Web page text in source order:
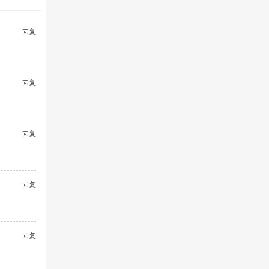
回复
回复
回复
回复
回复